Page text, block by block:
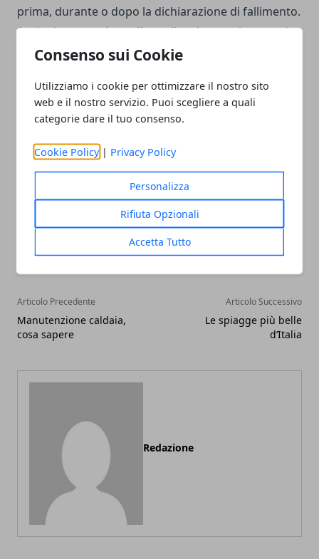
Consenso sui Cookie
Utilizziamo i cookie per ottimizzare il nostro sito
web e il nostro servizio. Puoi scegliere a quali
categorie dare il tuo consenso.
Cookie Policy | Privacy Policy
Personalizza
Rifiuta Opzionali
Accetta Tutto
prima, durante o dopo la dichiarazione di fallimento.
Anche legaranzie reali,quali - ad esempio - pegni e
ipoteche, perdono efficacia con il decreto di
al diritto di credito garantito, vengonoritenute
nullee non più esigibili una volta pubblicato il
Facebook
TwitterWhatsapp
Articolo Precedente
Manutenzione caldaia,
cosa sapere
Articolo Successivo
Le spiagge più belle
d’Italia
Redazione